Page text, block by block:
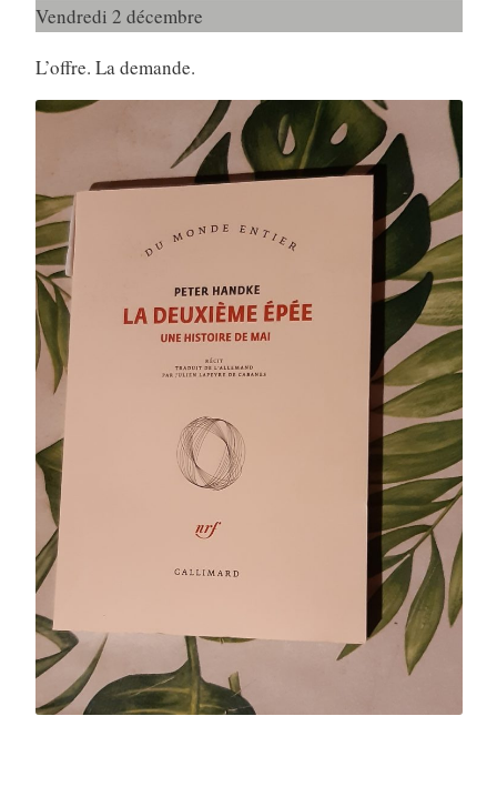
Vendredi 2 décembre
L’offre. La demande.